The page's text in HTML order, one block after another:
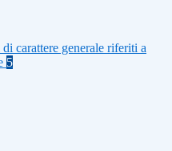
carattere generale riferiti a
5